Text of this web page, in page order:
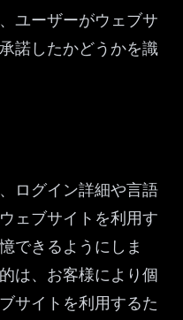
ユーザーがウェブサ
諾したかどうかを識
ログイン詳細や言語
ェブサイトを利用す
できるようにしま
は、お客様により個
サイトを利用するた